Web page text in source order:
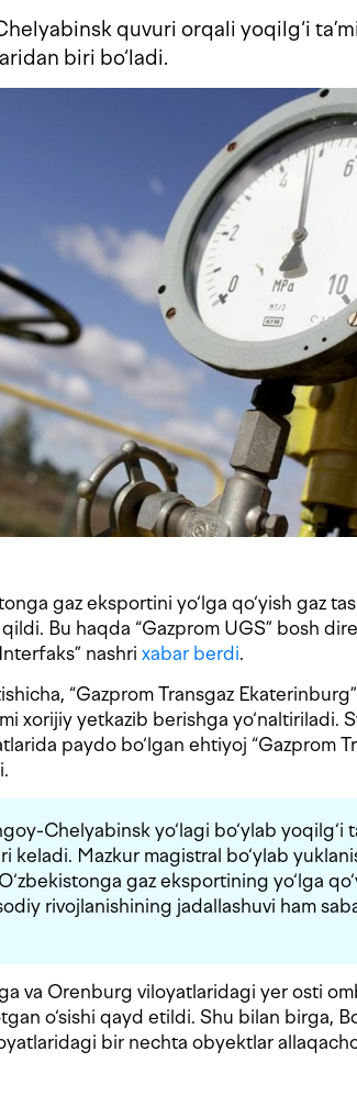
quvuri orqali yoqilg‘i
biri bo‘ladi.
gaz eksportini yo‘lga qo‘yish gaz
Bu haqda “Gazprom UGS” bosh
nashri xabar berdi.
“Gazprom Transgaz
xorijiy yetkazib berishga yo‘naltiriladi.
paydo bo‘lgan ehtiyoj “Gazprom
Chelyabinsk yo‘lagi bo‘ylab yoqilg‘i
keladi. Mazkur magistral bo‘ylab
gaz eksportining yo‘lga
rivojlanishining jadallashuvi ham
va Orenburg viloyatlaridagi yer osti
o‘sishi qayd etildi. Shu bilan birga,
bir nechta obyektlar